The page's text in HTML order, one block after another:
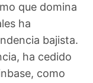
que domina
ha
bajista.
ha cedido
como